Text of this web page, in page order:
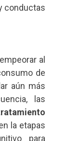
conductas
al
de
aún más
las
la etapas
para